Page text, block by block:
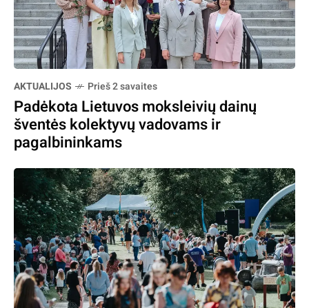
AKTUALIJOS Prieš 2 savaites
Padėkota Lietuvos moksleivių dainų
šventės kolektyvų vadovams ir
pagalbininkams